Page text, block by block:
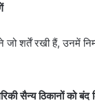
शर्तें रखी हैं, उनमें
सैन्य ठिकानों को बंद